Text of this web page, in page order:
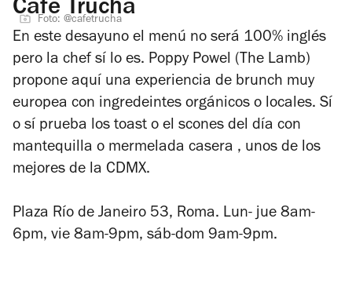
Café Trucha
Foto: @cafetrucha
En este desayuno el menú no será 100% inglés
pero la chef sí lo es. Poppy Powel (The Lamb)
propone aquí una experiencia de brunch muy
europea con ingredeintes orgánicos o locales. Sí
o sí prueba los toast o el scones del día con
mantequilla o mermelada casera , unos de los
mejores de la CDMX.
Plaza Río de Janeiro 53, Roma. Lun- jue 8am-
6pm, vie 8am-9pm, sáb-dom 9am-9pm.